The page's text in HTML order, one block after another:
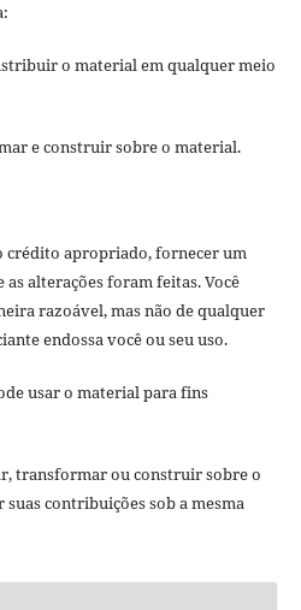
o material em qualquer meio
e construir sobre o material.
crédito apropriado, fornecer um
alterações foram feitas. Você
razoável, mas não de qualquer
endossa você ou seu uso.
usar o material para fins
transformar ou construir sobre o
contribuições sob a mesma